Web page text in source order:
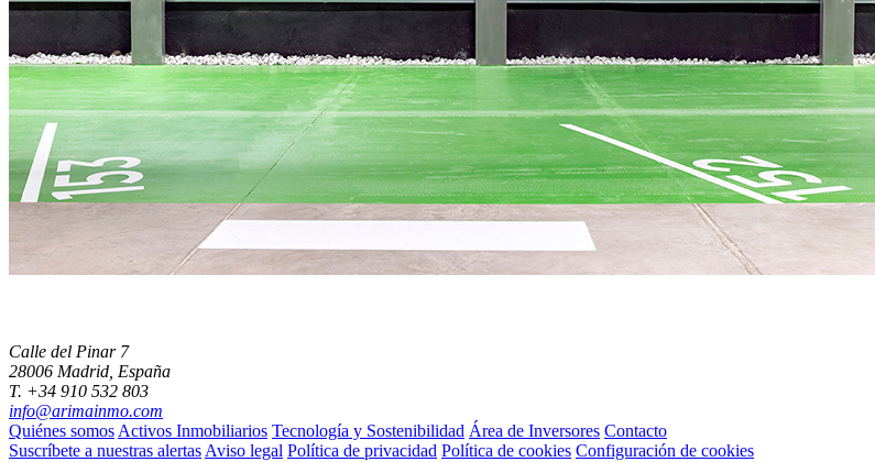
Calle del Pinar 7
28006 Madrid, España
T. +34 910 532 803
info@arimainmo.com
Quiénes somosActivos Inmobiliarios Tecnología y Sostenibilidad Área de Inversores Contacto
Suscríbete a nuestras alertasAviso legal Política de privacidad Política de cookies Configuración de cookies